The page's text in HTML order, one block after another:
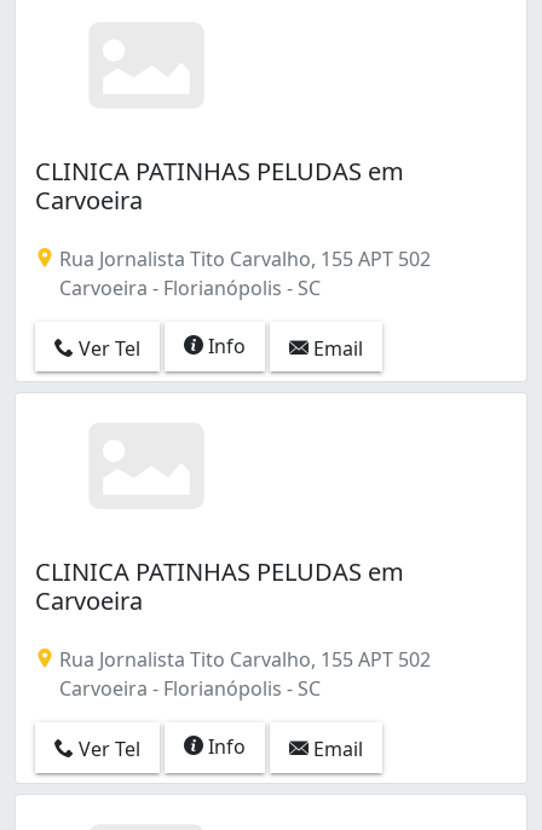
CLINICA PATINHAS PELUDAS em
Carvoeira
Rua Jornalista Tito Carvalho, 155 APT 502
Carvoeira - Florianópolis - SC
Ver Tel Info Email
CLINICA PATINHAS PELUDAS em
Carvoeira
Rua Jornalista Tito Carvalho, 155 APT 502
Carvoeira - Florianópolis - SC
Ver Tel Info Email